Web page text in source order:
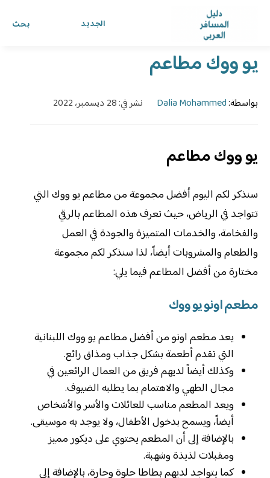
بحث الجديد
دليل المسافر العربي ›الدليل›
يو ووك مطاعم
بواسطة:Dalia Mohammed نشر في: 28 ديسمبر، 2022
يو ووك مطاعم
سنذكر لكم اليوم أفضل مجموعة من مطاعم يو ووك التي
تتواجد في الرياض، حيث تعرف هذه المطاعم بالرقي
والفخامة، والخدمات المتميزة والجودة في العمل
والطعام والمشروبات أيضاً، لذا سنذكر لكم مجموعة
مختارة من أفضل المطاعم فيما يلي:
مطعم اونو يو ووك
يعد مطعم اونو من أفضل مطاعم يو ووك اللبنانية
التي تقدم أطعمة بشكل جذاب ومذاق رائع.
وكذلك أيضاً لديهم فريق من العمال الرائعين في
مجال الطهي والاهتمام بما يطلبه الضيوف.
ويعد المطعم مناسب للعائلات والأسر والأشخاص
أيضاً، ويسمح بدخول الأطفال، ولا يوجد به موسيقى.
بالإضافة إلى أن المطعم يحتوي على ديكور مميز
ومقبلات لذيذة وشهبة.
كما يتواجد لديهم بطاطا حلوة وحارة، بالإضافة إلى